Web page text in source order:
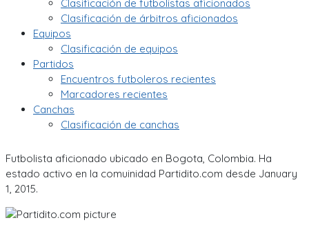
Clasificación de futbolistas aficionados
Clasificación de árbitros aficionados
Equipos
Clasificación de equipos
Partidos
Encuentros futboleros recientes
Marcadores recientes
Canchas
Clasificación de canchas
Futbolista aficionado ubicado en Bogota, Colombia. Ha
estado activo en la comuinidad Partidito.com desde January
1, 2015.